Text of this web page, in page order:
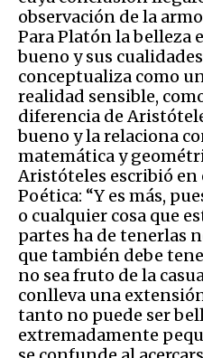
observación de la
Para Platón la belleza
bueno y sus
conceptualiza como
realidad sensible,
diferencia de
bueno y la relaciona
matemática y
Aristóteles escribió en
Poética: “Y es más,
o cualquier cosa que
partes ha de tenerlas
que también debe
no sea fruto de la
conlleva una
tanto no puede ser
extremadamente